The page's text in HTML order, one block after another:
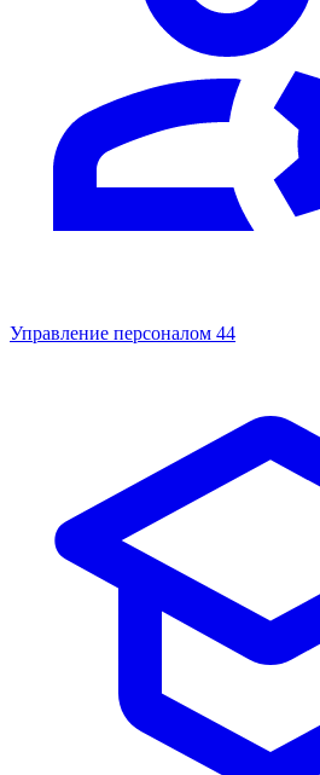
Управление персоналом 44